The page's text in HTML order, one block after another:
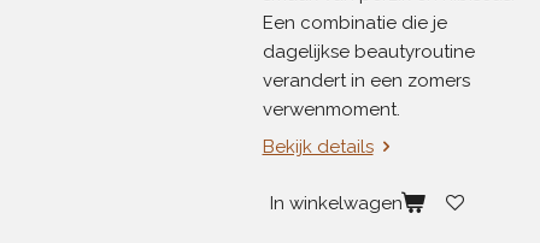
Een combinatie die je
dagelijkse beautyroutine
verandert in een zomers
verwenmoment.
Bekijk details
In winkelwagen